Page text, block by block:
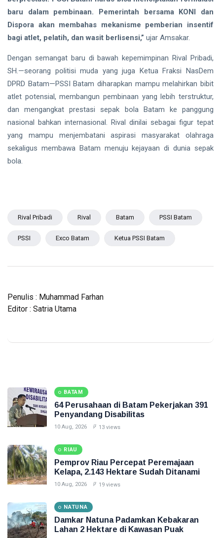
baru dalam pembinaan. Pemerintah bersama KONI dan
Dispora akan membahas mekanisme pemberian insentif
bagi atlet, pelatih, dan wasit berlisensi,” ujar Amsakar.
Dengan semangat baru di bawah kepemimpinan Rival Pribadi,
SH.—seorang politisi muda yang juga Ketua Fraksi NasDem
DPRD Batam—PSSI Batam diharapkan mampu melahirkan bibit
atlet potensial, membangun pembinaan yang lebih terstruktur,
dan mengangkat prestasi sepak bola Batam ke panggung
nasional bahkan internasional. Rival dinilai sebagai figur tepat
yang mampu menjembatani aspirasi masyarakat olahraga
sekaligus membawa Batam menuju kejayaan di dunia sepak
bola.
Rival Pribadi Rival Batam PSSI Batam
PSSI Exco Batam Ketua PSSI Batam
Penulis : Muhammad Farhan
Editor : Satria Utama
BATAM
64 Perusahaan di Batam Pekerjakan 391
Penyandang Disabilitas
10 Aug, 2026 13 views
RIAU
Pemprov Riau Percepat Peremajaan
Kelapa, 2.143 Hektare Sudah Ditanami
10 Aug, 2026 19 views
NATUNA
Damkar Natuna Padamkan Kebakaran
Lahan 2 Hektare di Kawasan Puak